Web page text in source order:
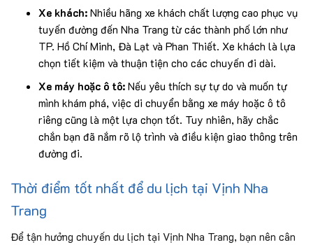
Xe khách:Nhiều hãng xe khách chất lượng cao phục vụ
tuyến đường đến Nha Trang từ các thành phố lớn như
TP. Hồ Chí Minh, Đà Lạt và Phan Thiết. Xe khách là lựa
chọn tiết kiệm và thuận tiện cho các chuyến đi dài.
Xe máy hoặc ô tô:Nếu yêu thích sự tự do và muốn tự
mình khám phá, việc di chuyển bằng xe máy hoặc ô tô
riêng cũng là một lựa chọn tốt. Tuy nhiên, hãy chắc
chắn bạn đã nắm rõ lộ trình và điều kiện giao thông trên
đường đi.
Thời điểm tốt nhất để du lịch tại Vịnh Nha
Trang
Để tận hưởng chuyến du lịch tại Vịnh Nha Trang, bạn nên cân